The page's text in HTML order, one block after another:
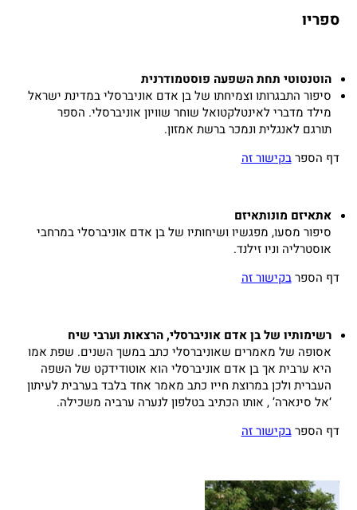
ספריו
הוטנטוטי תחת השפעה פוסטמודרנית
סיפור התבגרותו וצמיחתו של בן אדם אוניברסלי במדינת ישראל
מילד מדברי לאינטלקטואל שוחר שוויון אוניברסלי. הספר
תורגם לאנגלית ונמכר ברשת אמזון.
דף הספרבקישור זה
אתאיזם מונותאיזם
סיפור מסעו, מפגשיו ושיחותיו של בן אדם אוניברסלי במרחבי
אוסטרליה וניו זילנד.
דף הספרבקישור זה
רשימותיו של בן אדם אוניברסלי, הרצאות וערבי שיח
אסופה של מאמרים שאוניברסלי כתב במשך השנים. שפת אמו
היא ערבית אך בן אדם אוניברסלי הוא אוטודידקט של השפה
העברית ולכן במרוצת חייו כתב מאמר אחד בלבד בערבית לעיתון
‘אל סינארה’ , אותו הכתיב בטלפון לנערה ערביה משכילה.
דף הספרבקישור זה